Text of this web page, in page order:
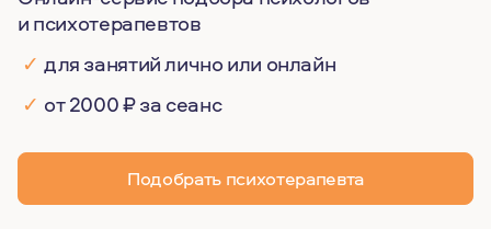
и психотерапевтов
✓ для занятий лично или онлайн
✓ от 2000 ₽ за сеанс
Подобрать психотерапевта